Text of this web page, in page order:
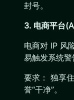
封号。
3. 电商平台
电商对 IP 风
易触发系统警
要求： 独享
誉“干净”。